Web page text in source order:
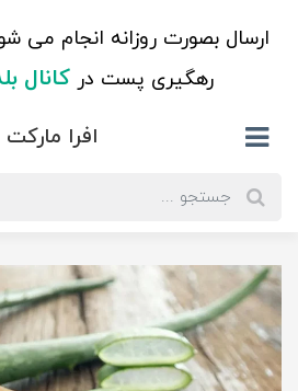
ارسال بصورت روزانه انجام می
رهگیری پست درکانال
افرا مارکت